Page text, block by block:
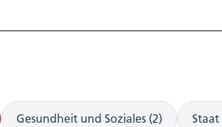
Gesundheit und Soziales (2) Staat